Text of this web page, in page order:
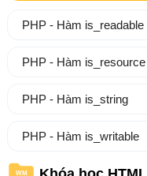
PHP - Hàm is_readable
PHP - Hàm is_resource
PHP - Hàm is_string
PHP - Hàm is_writable
WM